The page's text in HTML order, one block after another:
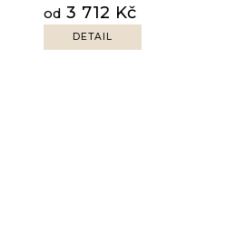
od 3 712 Kč
DETAIL